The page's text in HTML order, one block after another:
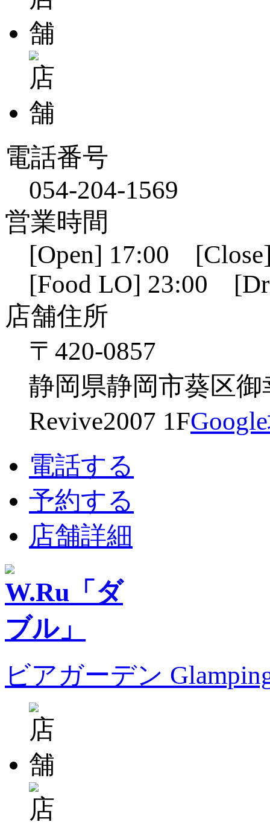
電話番号
054-204-1569
営業時間
[Open] 17:00
[Food LO] 23:00
店舗住所
〒420-0857
静岡県静岡市葵区御
Revive2007 1F
電話する
予約する
店舗詳細
ビアガーデン